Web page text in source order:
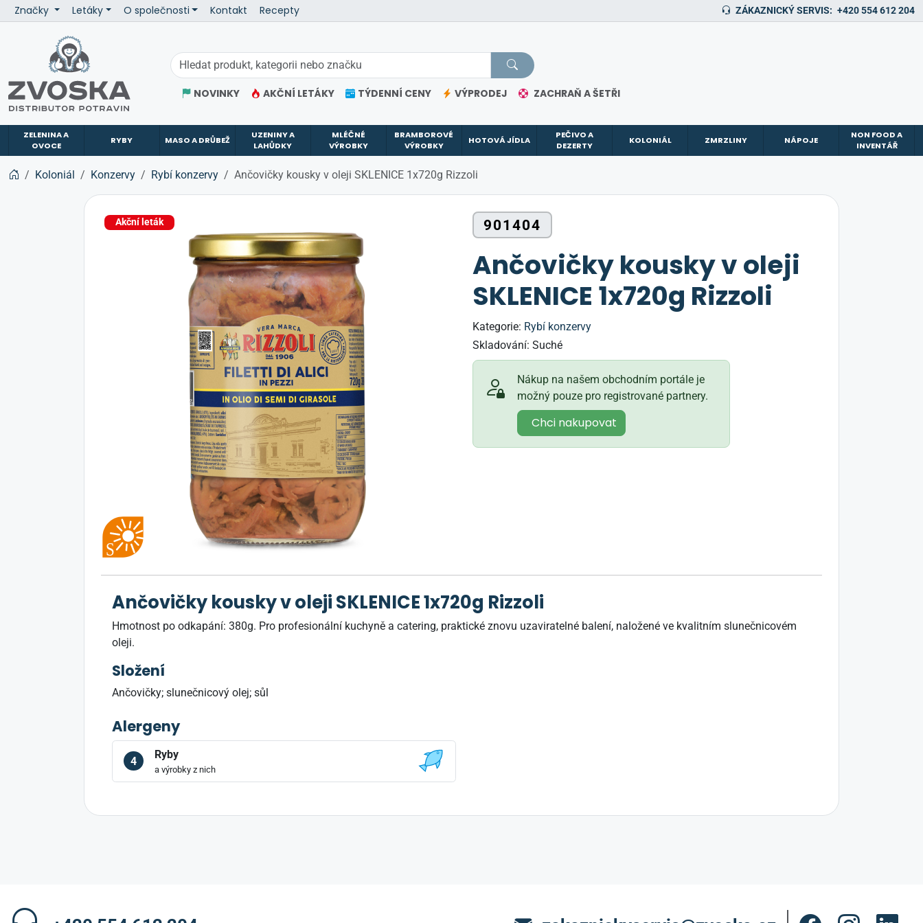
Značky Letáky O společnosti Kontakt Recepty ZÁKAZNICKÝ SERVIS: +420 554 612 204
NOVINKY AKČNÍ LETÁKY TÝDENNÍ CENY VÝPRODEJ ZACHRAŇ A ŠETŘI
ZELENINA A
OVOCE
RYBY MASO A DRŮBEŽ
UZENINY A
LAHŮDKY
MLÉČNÉ
VÝROBKY
BRAMBOROVÉ
VÝROBKY
HOTOVÁ JÍDLA
PEČIVO A
DEZERTY
KOLONIÁL ZMRZLINY NÁPOJE
NON FOOD A
INVENTÁŘ
Koloniál Konzervy Rybí konzervy Ančovičky kousky v oleji SKLENICE 1x720g Rizzoli
901404
Ančovičky kousky v oleji
SKLENICE 1x720g Rizzoli
Kategorie: Rybí konzervy
Skladování: Suché
Nákup na našem obchodním portále je
možný pouze pro registrované partnery.
Chci nakupovat
Akční leták
Ančovičky kousky v oleji SKLENICE 1x720g Rizzoli
Hmotnost po odkapání: 380g. Pro profesionální kuchyně a catering, praktické znovu uzaviratelné balení, naložené ve kvalitním slunečnicovém
oleji.
Složení
Ančovičky; slunečnicový olej; sůl
Alergeny
4
Ryby
a výrobky z nich